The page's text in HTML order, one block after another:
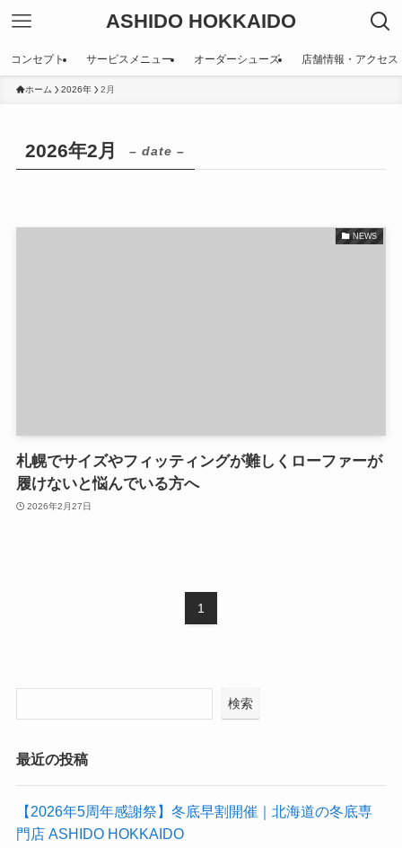
ASHIDO HOKKAIDO
コンセプト サービスメニュー オーダーシューズ 店舗情報・アクセ
ホーム 2026年 2月
2026年2月 – date –
NEWS
札幌でサイズやフィッティングが難しくローファーが
履けないと悩んでいる方へ
2026年2月27日
1
検索
最近の投稿
【2026年5周年感謝祭】冬底早割開催｜北海道の冬底専
門店 ASHIDO HOKKAIDO